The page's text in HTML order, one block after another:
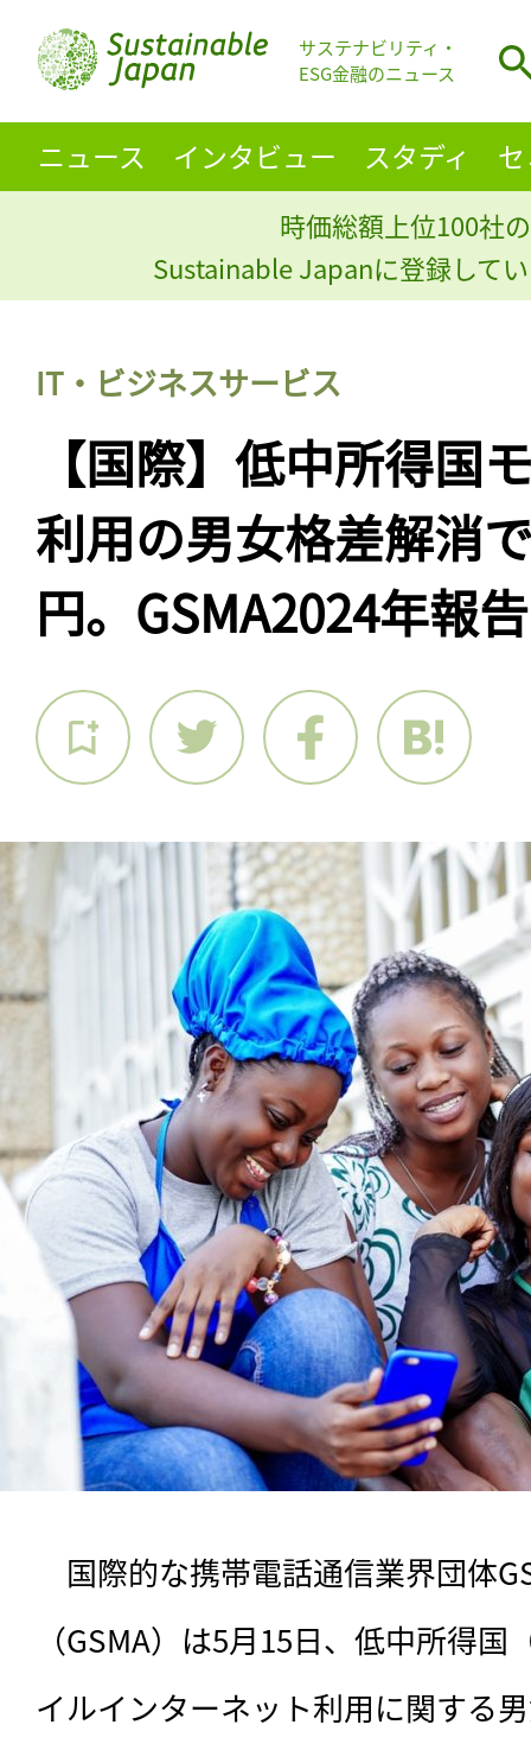
サステナビリティ・
ESG金融のニュース
ニュース インタビュー スタディ
時価総額上位100社
Sustainable Japanに登録して
IT・ビジネスサービス
【国際】低中所得国
利用の男女格差解消
円。GSMA2024年報
国際的な携帯電話通信業界団体
（GSMA）は5月15日、低中所得
イルインターネット利用に関する